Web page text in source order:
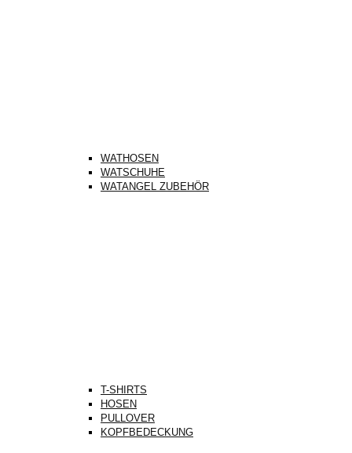
WATHOSEN
WATSCHUHE
WATANGEL ZUBEHÖR
T-SHIRTS
HOSEN
PULLOVER
KOPFBEDECKUNG